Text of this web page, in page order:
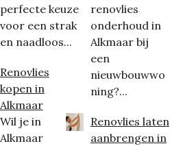
perfecte keuze
voor een strak
en naadloos...
Renovlies
kopen in
Alkmaar
Wil je in
Alkmaar
renovlies
onderhoud in
Alkmaar bij
een
nieuwbouwwo
ning?...
Renovlies laten
aanbrengen in